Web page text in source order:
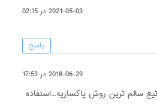
2021-05-03 در 02:15
پاسخ
2018-06-29 در 17:53
سالم ترین روش پاکسازیه…استفاده